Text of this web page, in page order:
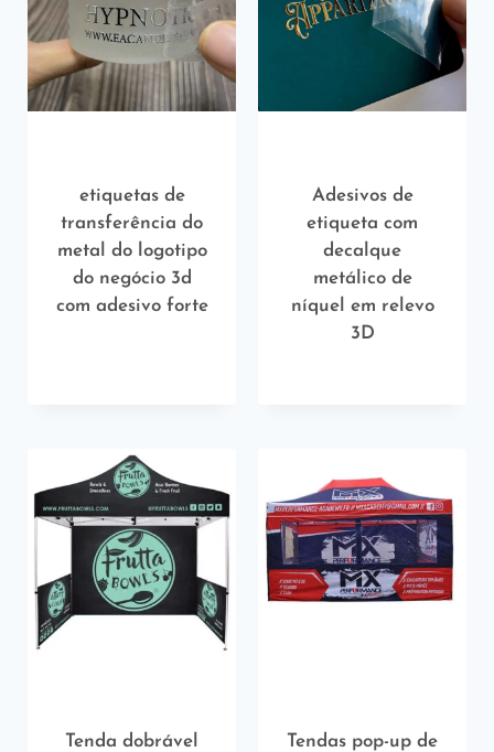
etiquetas de
transferência do
metal do logotipo
do negócio 3d
com adesivo forte
Adesivos de
etiqueta com
decalque
metálico de
níquel em relevo
3D
Tenda dobrável
Tendas pop-up de